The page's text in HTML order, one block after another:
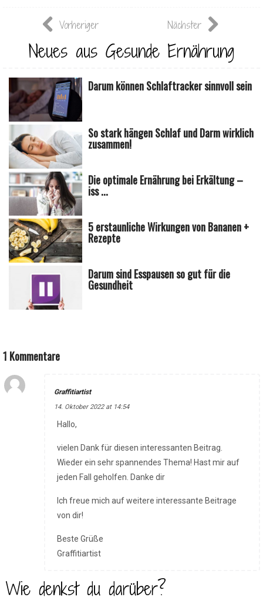
Vorheriger Nächster
Neues aus Gesunde Ernährung
Darum können Schlaftracker sinnvoll sein
So stark hängen Schlaf und Darm wirklich
zusammen!
Die optimale Ernährung bei Erkältung –
iss ...
5 erstaunliche Wirkungen von Bananen +
Rezepte
Darum sind Esspausen so gut für die
Gesundheit
1 Kommentare
Graffitiartist
14. Oktober 2022 at 14:54
Hallo,
vielen Dank für diesen interessanten Beitrag.
Wieder ein sehr spannendes Thema! Hast mir auf
jeden Fall geholfen. Danke dir
Ich freue mich auf weitere interessante Beitrage
von dir!
Beste Grüße
Graffitiartist
Wie denkst du darüber?